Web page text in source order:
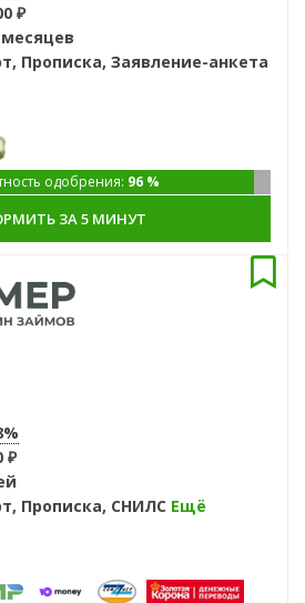
одобрения: 96 %
₽
Прописка, Заявление-анкета
ЗА 5 МИНУТ
₽
Прописка, СНИЛС Ещё